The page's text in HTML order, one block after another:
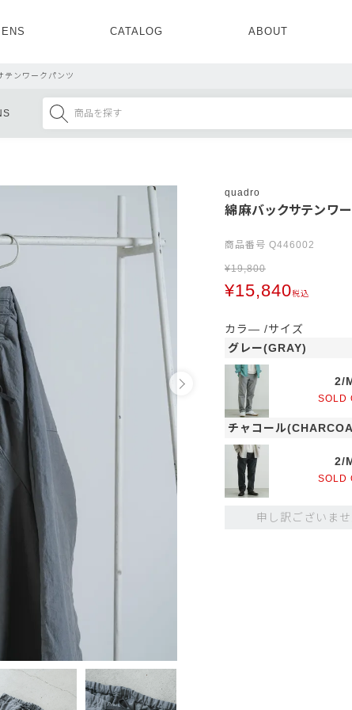
TOPS OUTER
TOPS OUTER
CATALOG ABOUT
CONCEPT
テンワークパンツ
quadro
綿麻バックサテンワ
商品番号 Q446002
¥19,800
¥15,840税込
カラ―
サイズ
グレー(GRAY)
2/
SOLD
チャコール
2/
SOLD
申し訳ございま